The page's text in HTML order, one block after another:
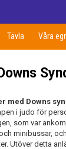
Tävla Våra
med Downs
i judo för
som var
minibussar,
Utöver detta